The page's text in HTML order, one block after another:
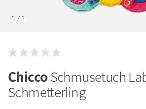
1 / 1
ChiccoSchmusetuch
Schmetterling